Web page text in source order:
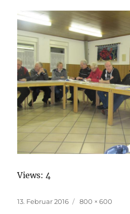
Views: 4
Veröffentlicht
13. Februar 2016 Originalgröße
800 × 600